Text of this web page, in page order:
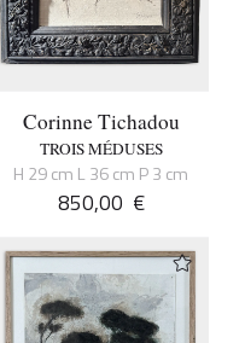
Corinne Tichadou
TROIS MÉDUSES
H 29 cm L 36 cm P 3 cm
850,00 €